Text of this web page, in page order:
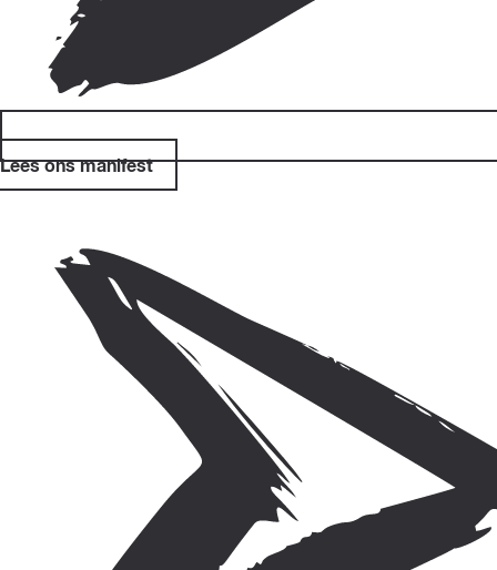
Lees ons manifest